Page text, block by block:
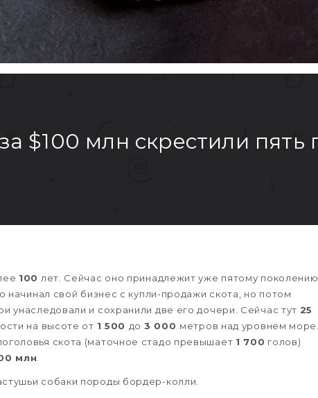
100 лет. Сейчас оно принадлежит уже пятому поколению
начинал свой бизнес с купли-продажи скота, но потом
и сохранили две его дочери. Сейчас тут 25
на высоте от 1 500 до 3 000 метров над уровнем море.
скота (маточное стадо превышает 1 700 голов)
млн
собаки породы бордер-колли.